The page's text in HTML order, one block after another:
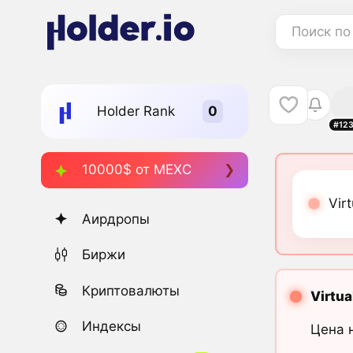
Поиск
Holder Rank
10000$ от MEXC
Аирдропы
Биржи
Криптовалюты
Индексы Цена